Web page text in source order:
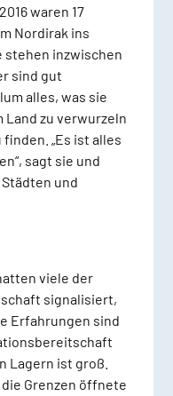
waren 17
Nordirak ins
stehen inzwischen
sind gut
alles, was sie
Land zu verwurzeln
„Es ist alles
sagt sie und
und
viele der
signalisiert,
Erfahrungen sind
Lagern ist groß.
Grenzen öffnete